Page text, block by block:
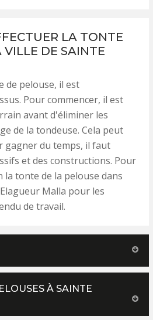
LA TONTE
VILLE DE SAINTE
de pelouse, il est
Pour commencer, il est
avant d'éliminer les
de la tondeuse. Cela peut
gagner du temps, il faut
et des constructions. Pour
tonte de la pelouse dans
Malla pour les
de travail.
À SAINTE